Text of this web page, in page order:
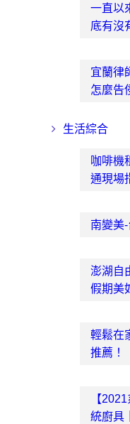
一直以
底有沒
宜蘭律
怎麼告
生活綜合
咖啡機
通現場
南變美
澎湖自
假期美
輕鬆在
推薦！
【
統廚具